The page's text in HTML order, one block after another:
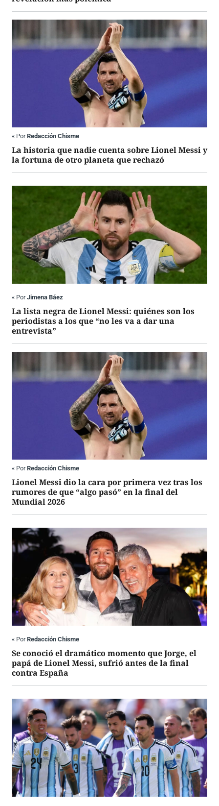
« PorRedacción Chisme
La historia que nadie cuenta sobre Lionel Messi y
la fortuna de otro planeta que rechazó
« PorJimena Báez
La lista negra de Lionel Messi: quiénes son los
periodistas a los que “no les va a dar una
entrevista”
« PorRedacción Chisme
Lionel Messi dio la cara por primera vez tras los
rumores de que “algo pasó” en la final del
Mundial 2026
« PorRedacción Chisme
Se conoció el dramático momento que Jorge, el
papá de Lionel Messi, sufrió antes de la final
contra España